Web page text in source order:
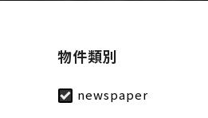
物件類別
newspaper